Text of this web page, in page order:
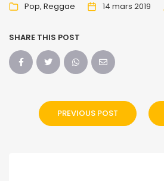
Pop Reggae 14 mars 2019
SHARE THIS POST
PREVIOUS POST